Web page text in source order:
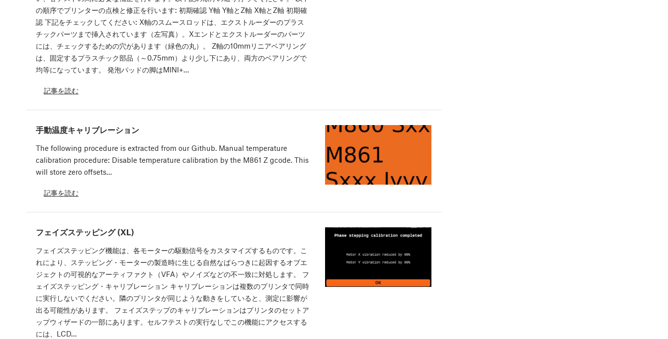
の順序でプリンターの点検と修正を行います: 初期確認 Y軸 Y軸とZ軸 X軸とZ軸 初期確
認 下記をチェックしてください: X軸のスムースロッドは、エクストルーダーのプラス
チックパーツまで挿入されています（左写真）。Xエンドとエクストルーダーのパーツ
には、チェックするための穴があります（緑色の丸）。 Z軸の10mmリニアベアリング
は、固定するプラスチック部品（～0.75mm）より少し下にあり、両方のベアリングで
均等になっています。 発泡パッドの脚はMINI+…
記事を読む
手動温度キャリブレーション
The following procedure is extracted from our Github. Manual temperature
calibration procedure: Disable temperature calibration by the M861 Z gcode. This
will store zero offsets…
記事を読む
フェイズステッピング (XL)
フェイズステッピング機能は、各モーターの駆動信号をカスタマイズするものです。こ
れにより、ステッピング・モーターの製造時に生じる自然なばらつきに起因するオブエ
ジェクトの可視的なアーティファクト（VFA）やノイズなどの不一致に対処します。 フ
ェイズステッピング・キャリブレーション キャリブレーションは複数のプリンタで同時
に実行しないでください。隣のプリンタが同じような動きをしていると、測定に影響が
出る可能性があります。 フェイズステップのキャリブレーションはプリンタのセットア
ップウィザードの一部にあります。セルフテストの実行なしでこの機能にアクセスする
には、LCD…